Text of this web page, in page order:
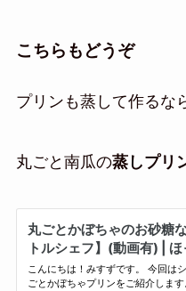
こちらもどうぞ
プリンも蒸して作るな
丸ごと南瓜の蒸しプリ